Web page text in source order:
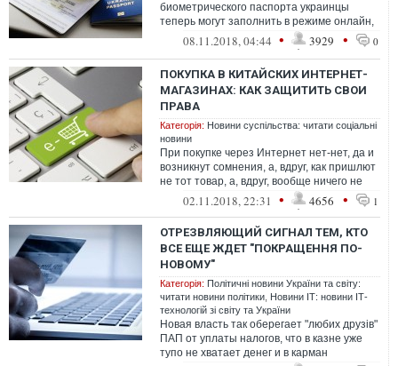
биометрического паспорта украинцы
теперь могут заполнить в режиме онлайн,
— сообщил глава Государственной
миграционной службы ...
08.11.2018, 04:44 • 3929 • 0
ПОКУПКА В КИТАЙСКИХ ИНТЕРНЕТ-
МАГАЗИНАХ: КАК ЗАЩИТИТЬ СВОИ
ПРАВА
Категорія: Новини суспільства: читати соціальні
новини
При покупке через Интернет нет-нет, да и
возникнут сомнения, а, вдруг, как пришлют
не тот товар, а, вдруг, вообще ничего не
пришлют.
02.11.2018, 22:31 • 4656 • 1
ОТРЕЗВЛЯЮЩИЙ СИГНАЛ ТЕМ, КТО
ВСЕ ЕЩЕ ЖДЕТ "ПОКРАЩЕННЯ ПО-
НОВОМУ"
Категорія: Політичні новини України та світу:
читати новини політики Новини ІТ: новини ІТ-
технологій зі світу та України
Новая власть так оберегает "любих друзів"
ПАП от уплаты налогов, что в казне уже
тупо не хватает денег и в карман